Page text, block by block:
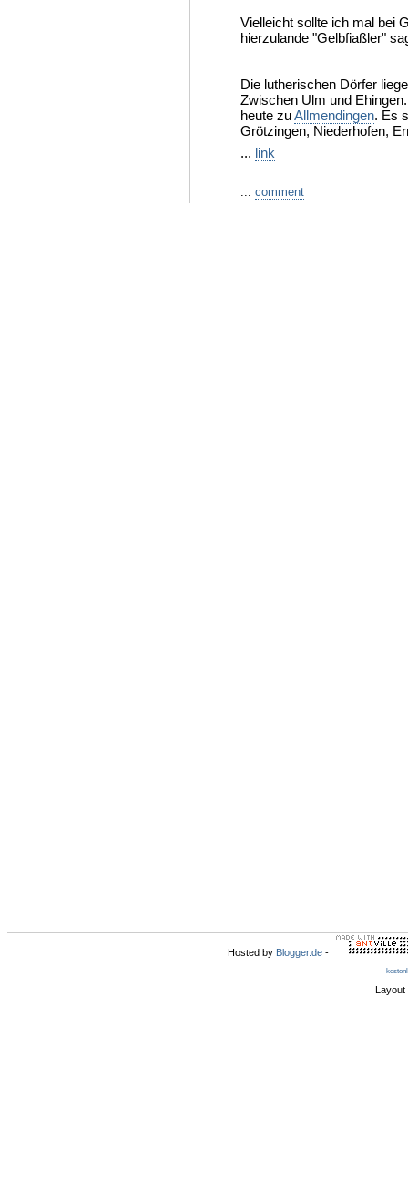
Vielleicht sollte ich mal bei
hierzulande "Gelbfiaßler"
Die lutherischen Dörfer
Zwischen Ulm und
heute zuAllmendingen. Es
Grötzingen, Niederhofen,
... link
... comment
Hosted by Blogger.de -